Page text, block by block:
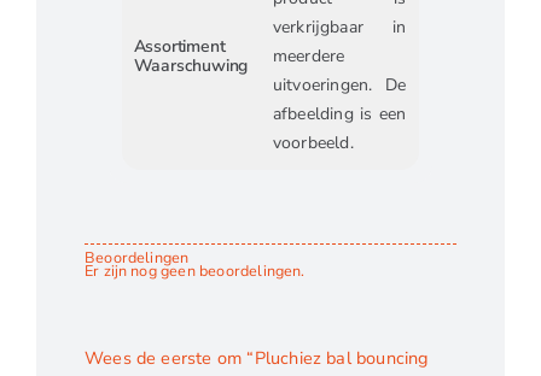
Assortiment
Waarschuwing
verkrijgbaar in
meerdere
uitvoeringen. De
afbeelding is een
voorbeeld.
Beoordelingen
Er zijn nog geen beoordelingen.
Wees de eerste om “Pluchiez bal bouncing